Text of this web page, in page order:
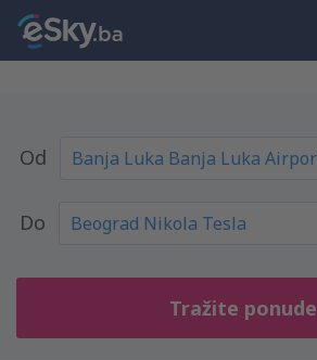
Od
Do
Tražite ponude